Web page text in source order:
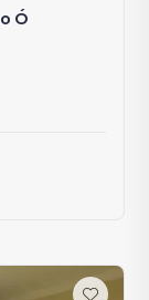
Ó